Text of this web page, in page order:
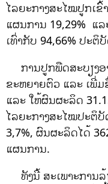
ໄລຍະກາງສະໄໝປູກເຂົ້
ແຜນການ 19,29% ແ
ເທົ່າກັບ 94,66% ປະຕິ
ການປູກພືດສະບຽງອ
ຂະຫຍາຍຕົວ ແລະ ເພີ່ມ
ແລະ ໃຫ້ຜົນຜະລິດ
ໄລຍະກາງສະໄໝປະຕິບັ
3,7%, ຜົນຜະລິດໄດ້
ແຜນການ.
ທັງນີ້ ສະເພາະການລ້